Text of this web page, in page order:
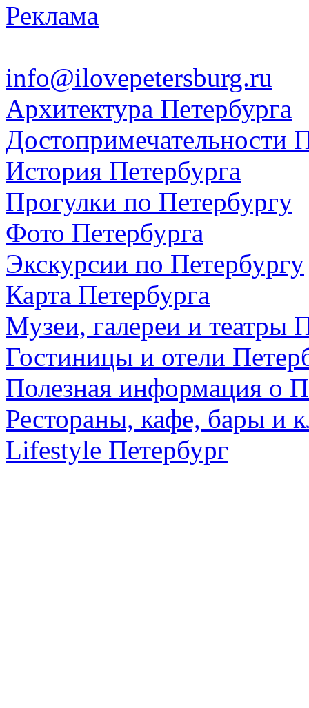
Реклама
info@ilovepetersburg.ru
Архитектура Петербурга
Достопримечательности
История Петербурга
Прогулки по Петербургу
Фото Петербурга
Экскурсии по Петербургу
Карта Петербурга
Музеи, галереи и театры
Гостиницы и отели
Полезная информация о
Рестораны, кафе, бары и
Lifestyle Петербург